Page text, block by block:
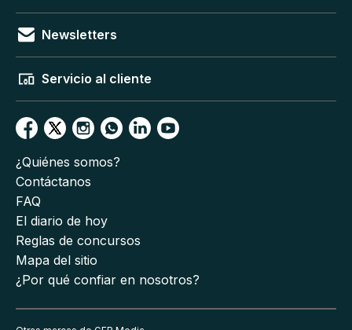
Newsletters
Servicio al cliente
¿Quiénes somos?
Contáctanos
FAQ
El diario de hoy
Reglas de concursos
Mapa del sitio
¿Por qué confiar en nosotros?